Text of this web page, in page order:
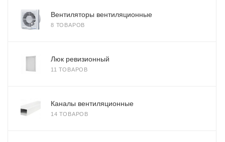
Вентиляторы вентиляционные
8 ТОВАРОВ
Люк ревизионный
11 ТОВАРОВ
Каналы вентиляционные
14 ТОВАРОВ